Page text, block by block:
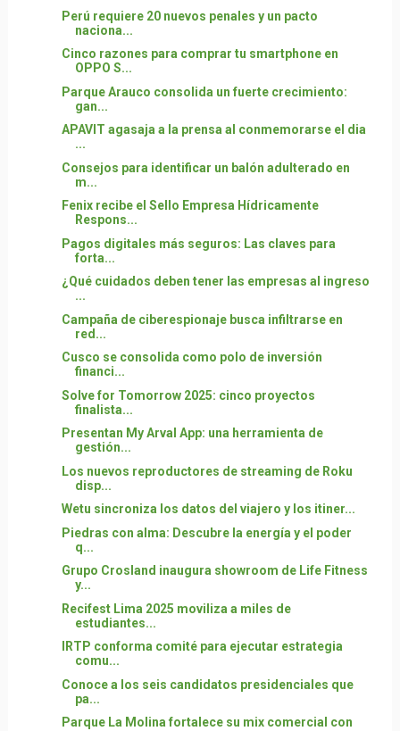
Perú requiere 20 nuevos penales y un pacto
naciona...
Cinco razones para comprar tu smartphone en
OPPO S...
Parque Arauco consolida un fuerte crecimiento:
gan...
APAVIT agasaja a la prensa al conmemorarse el dia
...
Consejos para identificar un balón adulterado en
m...
Fenix recibe el Sello Empresa Hídricamente
Respons...
Pagos digitales más seguros: Las claves para
forta...
¿Qué cuidados deben tener las empresas al ingreso
...
Campaña de ciberespionaje busca infiltrarse en
red...
Cusco se consolida como polo de inversión
financi...
Solve for Tomorrow 2025: cinco proyectos
finalista...
Presentan My Arval App: una herramienta de
gestión...
Los nuevos reproductores de streaming de Roku
disp...
Wetu sincroniza los datos del viajero y los itiner...
Piedras con alma: Descubre la energía y el poder
q...
Grupo Crosland inaugura showroom de Life Fitness
y...
Recifest Lima 2025 moviliza a miles de
estudiantes...
IRTP conforma comité para ejecutar estrategia
comu...
Conoce a los seis candidatos presidenciales que
pa...
Parque La Molina fortalece su mix comercial con